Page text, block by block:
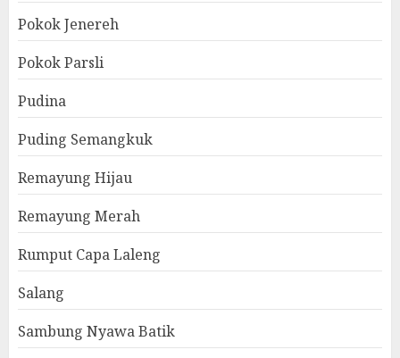
Pokok Jenereh
Pokok Parsli
Pudina
Puding Semangkuk
Remayung Hijau
Remayung Merah
Rumput Capa Laleng
Salang
Sambung Nyawa Batik